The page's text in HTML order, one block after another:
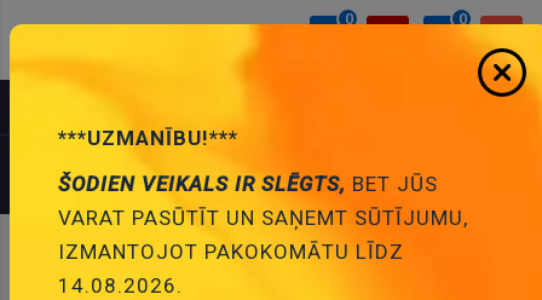
0
PROFILS
Ielogoties
Izveidot kontu
0
DIOŽU TAISNGRIEŽU TILTI
***UZMANĪBU!***
ŠODIEN VEIKALS IR SLĒGTS, BET JŪS
VARAT PASŪTĪT UN SAŅEMT SŪTĪJUMU,
IZMANTOJOT PAKOKOMĀTU LĪDZ
14.08.2026.